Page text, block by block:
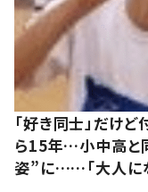
「好き同士」だけ
ら15年…小中高と
姿”に……「大人に